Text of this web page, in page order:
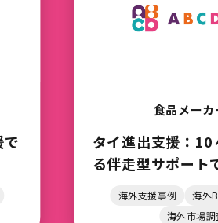
販
食品メー
フランス進出支
ら現地ネットワ
海外支援事例
海
海外市場